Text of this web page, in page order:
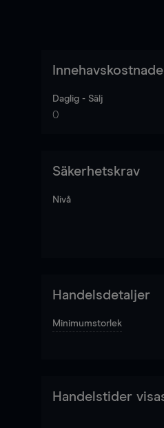
Daglig - Sälj
0
Säkerhetskrav
Nivå
Handelsdetaljer
Minimumstorlek
Handelstider